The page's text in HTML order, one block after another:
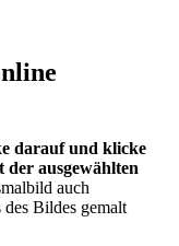
darauf und klicke
der ausgewählten
auch
Bildes gemalt